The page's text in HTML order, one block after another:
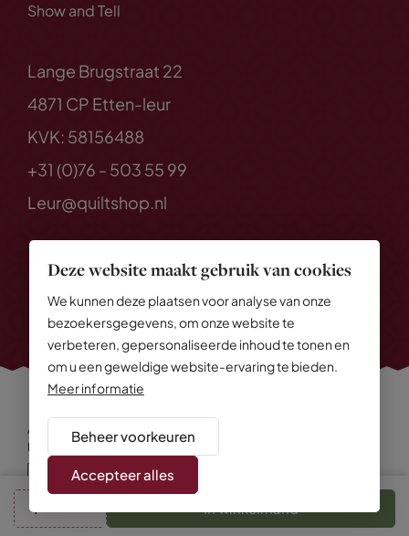
Deze website maakt gebruik van cookies
We kunnen deze plaatsen voor analyse van onze
bezoekersgegevens, om onze website te
verbeteren, gepersonaliseerde inhoud te tonen en
om u een geweldige website-ervaring te bieden.
Meer informatie
Beheer voorkeuren
Accepteer alles
In winkelmand
Show and Tell
Lange Brugstraat 22
4871 CP Etten-leur
KVK: 58156488
+31 (0)76 - 503 55 99
Leur@quiltshop.nl
Alle rechten voorbehouden
Privacy Policy
Algemene voorwaarden